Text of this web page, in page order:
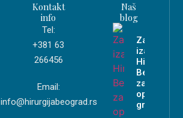
Kontakt
info
Tel:
+381 63
266456
Email:
info@hirurgijabeograd.rs
Naš
blog
Zašto
izabrati
Hirurgiju
Beograd
za
operaciju
grudi?